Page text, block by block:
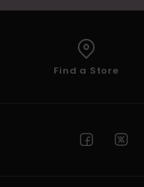
Find a Store